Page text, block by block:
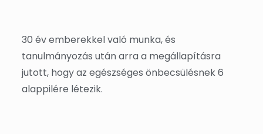
30 év emberekkel való munka, és
tanulmányozás után arra a megállapításra
jutott, hogy az egészséges önbecsülésnek 6
alappilére létezik.